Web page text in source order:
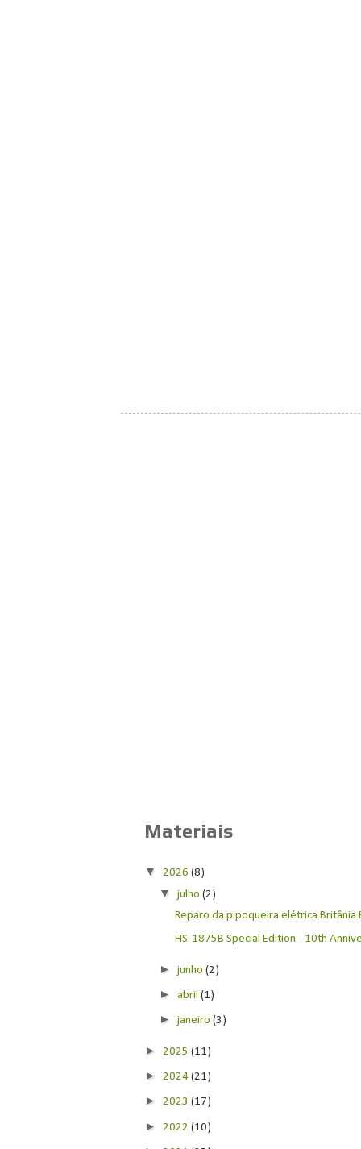
Materiais
▼ 2026(8)
▼julho(2)
Reparo da pipoqueira elétrica Britânia
HS-1875B Special Edition - 10th
►junho(2)
►abril(1)
►janeiro(3)
► 2025(11)
► 2024(21)
► 2023(17)
► 2022(10)